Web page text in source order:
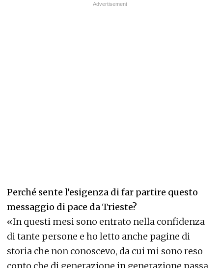
Perché sente l’esigenza di far partire questo
messaggio di pace da Trieste?
«In questi mesi sono entrato nella confidenza
di tante persone e ho letto anche pagine di
storia che non conoscevo, da cui mi sono reso